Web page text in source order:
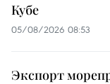
Кубе
05/08/2026 08:53
Экспорт